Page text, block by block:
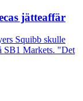
jätteaffär
Squibb skulle
SB1 Markets. "Det